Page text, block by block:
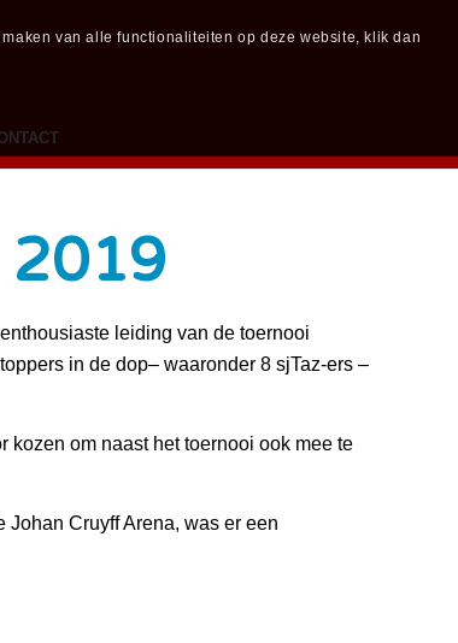
2019
leiding van de toernooi
in de dop– waaronder 8 sjTaz-ers –
om naast het toernooi ook mee te
Cruyff Arena, was er een
van alle functionaliteiten op deze website, klik dan